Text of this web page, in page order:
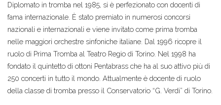
Diplomato in tromba nel 1985, si è perfezionato con docenti di
fama internazionale. È stato premiato in numerosi concorsi
nazionali e internazionali e viene invitato come prima tromba
nelle maggiori orchestre sinfoniche italiane. Dal 1996 ricopre il
ruolo di Prima Tromba al Teatro Regio di Torino. Nel 1998 ha
fondato il quintetto di ottoni Pentabrass che ha al suo attivo più di
250 concerti in tutto il mondo. Attualmente è docente di ruolo
della classe di tromba presso il Conservatorio “G. Verdi” di Torino.